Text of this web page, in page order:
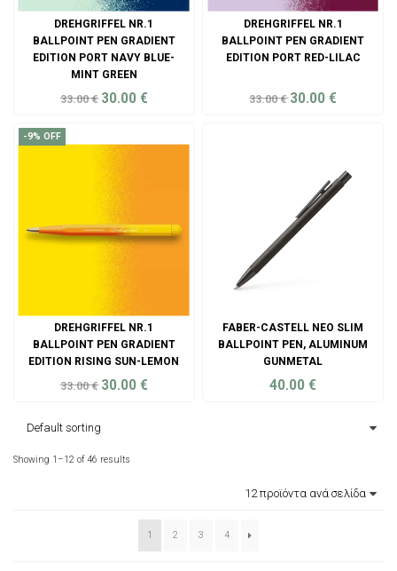
DREHGRIFFEL NR.1
BALLPOINT PEN GRADIENT
EDITION PORT NAVY BLUE-
MINT GREEN
33.00€ 30.00 €
DREHGRIFFEL NR.1
BALLPOINT PEN GRADIENT
EDITION PORT RED-LILAC
33.00€ 30.00€
DREHGRIFFEL NR.1
BALLPOINT PEN GRADIENT
EDITION RISING SUN-LEMON
-9% OFF
33.00€ 30.00 €
FABER-CASTELL NEO SLIM
BALLPOINT PEN, ALUMINUM
GUNMETAL
40.00€
Showing 1–12 of 46 results
1 2 3 4